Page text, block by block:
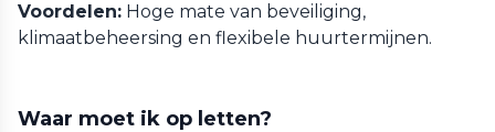
Voordelen: Hoge mate van beveiliging,
klimaatbeheersing en flexibele huurtermijnen.
Waar moet ik op letten?